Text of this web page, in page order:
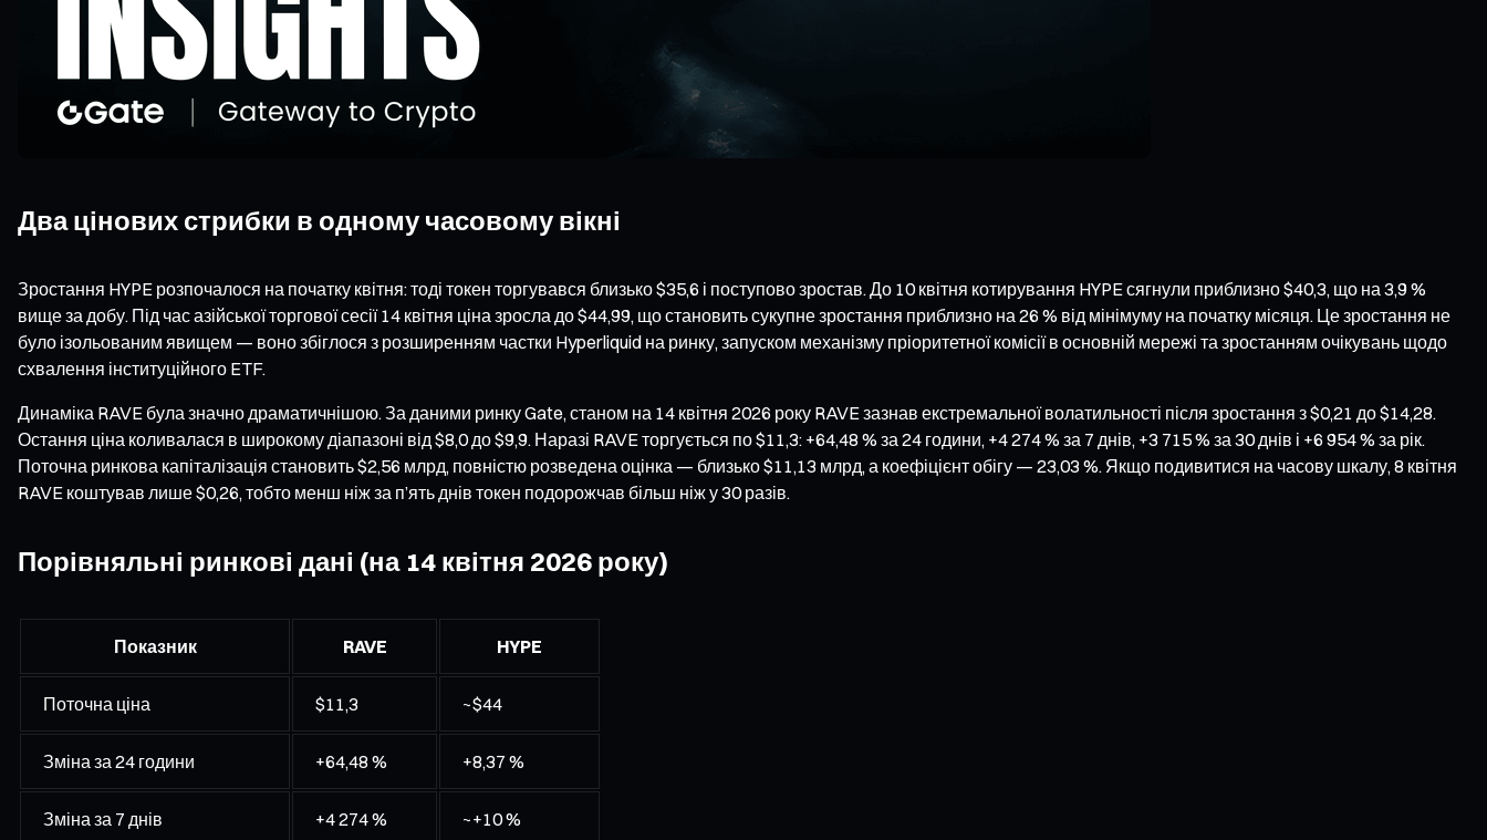
Два цінових стрибки в одному часовому вікні
Зростання HYPE розпочалося на початку квітня: тоді токен торгувався близько $35,6 і поступово зростав. До 10 квітня котирування HYPE сягнули приблизно $40,3, що на 3,9 %
вище за добу. Під час азійської торгової сесії 14 квітня ціна зросла до $44,99, що становить сукупне зростання приблизно на 26 % від мінімуму на початку місяця. Це зростання не
було ізольованим явищем — воно збіглося з розширенням частки Hyperliquid на ринку, запуском механізму пріоритетної комісії в основній мережі та зростанням очікувань щодо
схвалення інституційного ETF.
Динаміка RAVE була значно драматичнішою. За даними ринку Gate, станом на 14 квітня 2026 року RAVE зазнав екстремальної волатильності після зростання з $0,21 до $14,28.
Остання ціна коливалася в широкому діапазоні від $8,0 до $9,9. Наразі RAVE торгується по $11,3: +64,48 % за 24 години, +4 274 % за 7 днів, +3 715 % за 30 днів і +6 954 % за рік.
Поточна ринкова капіталізація становить $2,56 млрд, повністю розведена оцінка — близько $11,13 млрд, а коефіцієнт обігу — 23,03 %. Якщо подивитися на часову шкалу, 8 квітня
RAVE коштував лише $0,26, тобто менш ніж за п’ять днів токен подорожчав більш ніж у 30 разів.
Порівняльні ринкові дані (на 14 квітня 2026 року)
Показник RAVE HYPE
Поточна ціна $11,3 ~$44
Зміна за 24 години +64,48 % +8,37 %
Зміна за 7 днів +4 274 % ~+10 %